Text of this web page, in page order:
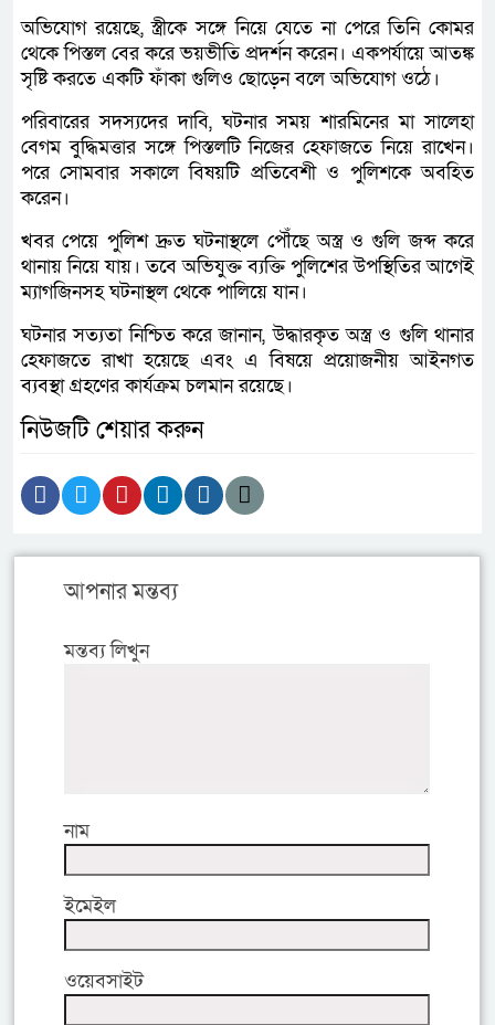
অভিযোগ রয়েছে, স্ত্রীকে সঙ্গে নিয়ে যেতে না পেরে তিনি কোমর
থেকে পিস্তল বের করে ভয়ভীতি প্রদর্শন করেন। একপর্যায়ে আতঙ্ক
সৃষ্টি করতে একটি ফাঁকা গুলিও ছোড়েন বলে অভিযোগ ওঠে।
পরিবারের সদস্যদের দাবি, ঘটনার সময় শারমিনের মা সালেহা
বেগম বুদ্ধিমত্তার সঙ্গে পিস্তলটি নিজের হেফাজতে নিয়ে রাখেন।
পরে সোমবার সকালে বিষয়টি প্রতিবেশী ও পুলিশকে অবহিত
করেন।
খবর পেয়ে পুলিশ দ্রুত ঘটনাস্থলে পৌঁছে অস্ত্র ও গুলি জব্দ করে
থানায় নিয়ে যায়। তবে অভিযুক্ত ব্যক্তি পুলিশের উপস্থিতির আগেই
ম্যাগজিনসহ ঘটনাস্থল থেকে পালিয়ে যান।
ঘটনার সত্যতা নিশ্চিত করে জানান, উদ্ধারকৃত অস্ত্র ও গুলি থানার
হেফাজতে রাখা হয়েছে এবং এ বিষয়ে প্রয়োজনীয় আইনগত
ব্যবস্থা গ্রহণের কার্যক্রম চলমান রয়েছে।
নিউজটি শেয়ার করুন
আপনার মন্তব্য
মন্তব্য লিখুন
নাম
ইমেইল
ওয়েবসাইট